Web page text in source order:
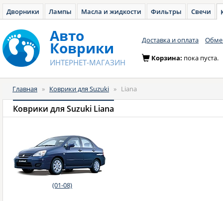
Дворники Лампы Масла и жидкости Фильтры Свечи
Авто
Коврики
ИНТЕРНЕТ-МАГАЗИН
Доставка и оплата
Корзина: пока пуста.
Главная » Коврики для Suzuki » Liana
Коврики для Suzuki Liana
(01-08)